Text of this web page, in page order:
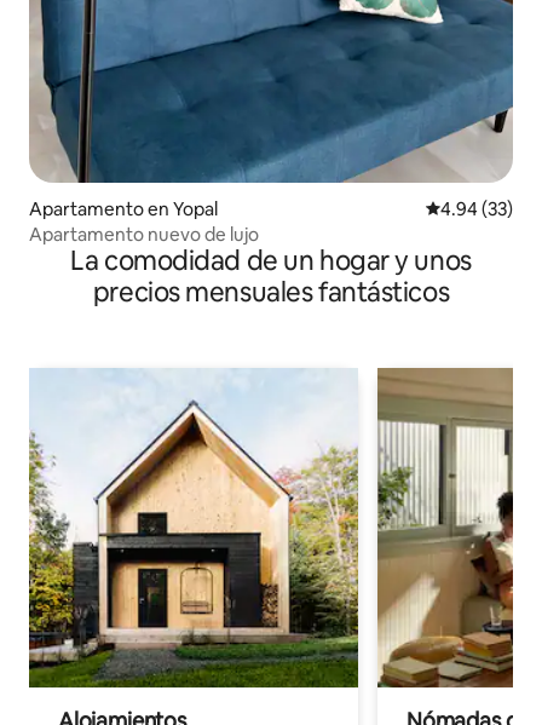
Apartamento en Yopal Calificación
4.94 (33)
Apartamento nuevo de lujo
La comodidad de un hogar y unos
precios mensuales fantásticos